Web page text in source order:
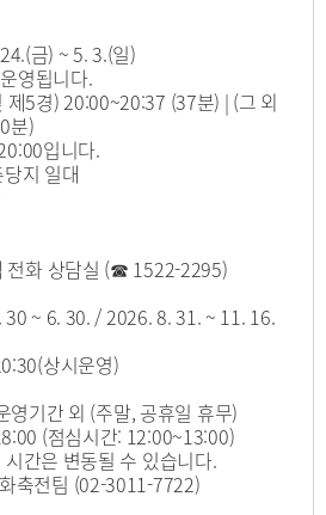
금) ~ 5. 3.(일)
영됩니다.
제5경) 20:00~20:37 (37분) | (그 외
분)
입니다.
지 일대
화 상담실 (☎ 1522-2295)
~ 6. 30. / 2026. 8. 31. ~ 11. 16.
상시운영)
영기간 외 (주말, 공휴일 휴무)
(점심시간: 12:00~13:00)
간은 변동될 수 있습니다.
축전팀 (02-3011-7722)